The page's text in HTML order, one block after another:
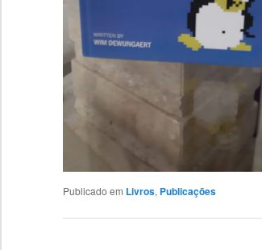
Publicado em Livros, Publicações